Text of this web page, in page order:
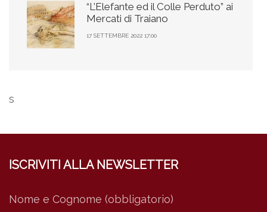
“L’Elefante ed il Colle Perduto” ai
Mercati di Traiano
17 SETTEMBRE 2022 17:00
s
ISCRIVITI ALLA NEWSLETTER
Nome e Cognome (obbligatorio)